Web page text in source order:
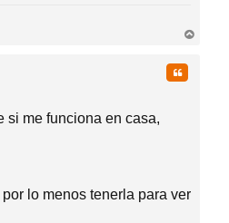
Citar
si me funciona en casa,
lo menos tenerla para ver